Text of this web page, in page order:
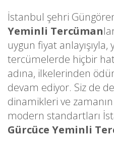
İstanbul şehri
Yeminli Tercüman
uygun fiyat anlayışıyla,
tercümelerde hiçbir
adına, ilkelerinden
devam ediyor. Siz de
dinamikleri ve zamanın
modern standartları
Gürcüce Yeminli